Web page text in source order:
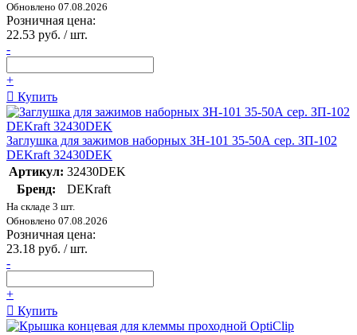
Обновлено 07.08.2026
Розничная цена:
22.53 руб. / шт.
-
+
Купить
Заглушка для зажимов наборных ЗН-101 35-50А сер. ЗП-102
DEKraft 32430DEK
Артикул: 32430DEK
Бренд:
DEKraft
На складе 3 шт.
Обновлено 07.08.2026
Розничная цена:
23.18 руб. / шт.
-
+
Купить